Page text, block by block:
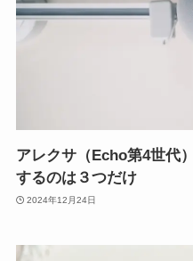
アレクサ（Echo第4世代
するのは３つだけ
2024年12月24日